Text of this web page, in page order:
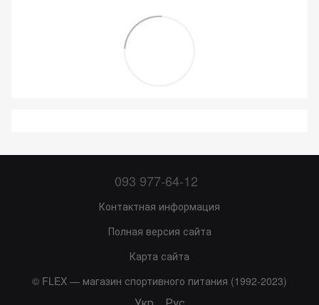
093 977-64-12
Контактная информация
Полная версия сайта
Карта сайта
© FLEX — магазин спортивного питания (1992-2023)